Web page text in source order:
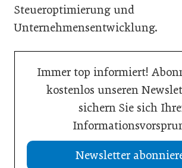
Steueroptimierung und
Unternehmensentwicklung.
Immer top informiert!
kostenlos unseren
sichern Sie sich
Newsletter